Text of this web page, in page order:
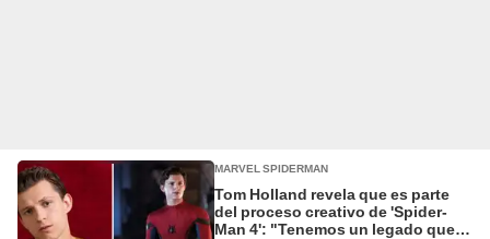
MARVEL SPIDERMAN
Tom Holland revela que es parte
del proceso creativo de 'Spider-
Man 4': "Tenemos un legado que